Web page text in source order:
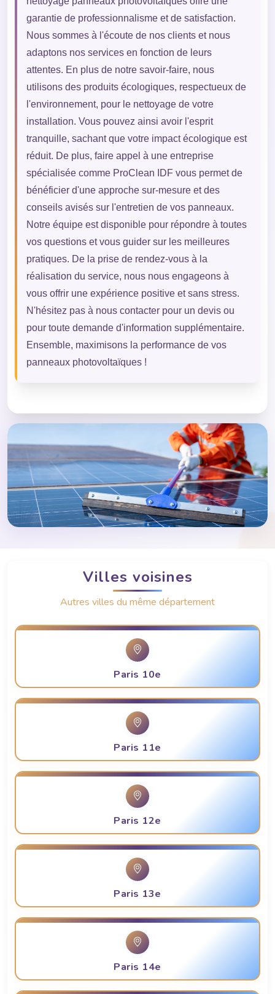
garantie de professionnalisme et de satisfaction.
Nous sommes à l'écoute de nos clients et nous
adaptons nos services en fonction de leurs
attentes. En plus de notre savoir-faire, nous
utilisons des produits écologiques, respectueux de
l'environnement, pour le nettoyage de votre
installation. Vous pouvez ainsi avoir l'esprit
tranquille, sachant que votre impact écologique est
réduit. De plus, faire appel à une entreprise
spécialisée comme ProClean IDF vous permet de
bénéficier d'une approche sur-mesure et des
conseils avisés sur l'entretien de vos panneaux.
Notre équipe est disponible pour répondre à toutes
vos questions et vous guider sur les meilleures
pratiques. De la prise de rendez-vous à la
réalisation du service, nous nous engageons à
vous offrir une expérience positive et sans stress.
N'hésitez pas à nous contacter pour un devis ou
pour toute demande d'information supplémentaire.
Ensemble, maximisons la performance de vos
panneaux photovoltaïques !
Villes voisines
Autres villes du même département
Paris 10e
Paris 11e
Paris 12e
Paris 13e
Paris 14e